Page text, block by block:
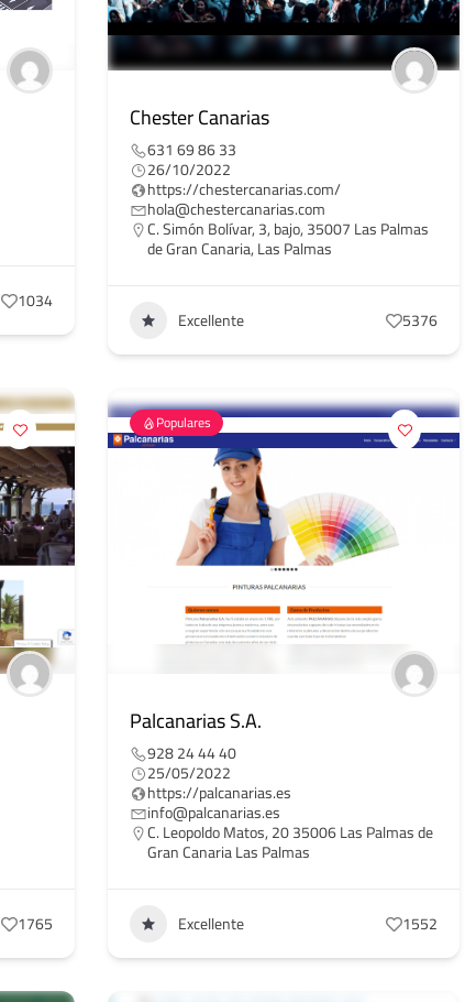
1034
Chester Canarias
631 69 86 33
26/10/2022
https://chestercanarias.com/
hola@chestercanarias.com
C. Simón Bolívar, 3, bajo, 35007 Las Palmas
de Gran Canaria, Las Palmas
Excellente 5376
1765
Populares
Palcanarias S.A.
928 24 44 40
25/05/2022
https://palcanarias.es
info@palcanarias.es
C. Leopoldo Matos, 20 35006 Las Palmas de
Gran Canaria Las Palmas
Excellente 1552